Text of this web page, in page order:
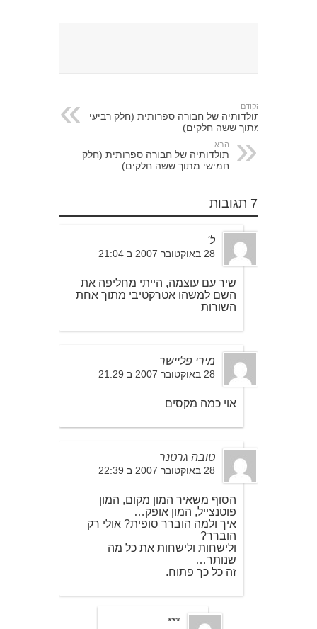
הקודם
תולדותיה של חבורה ספרותית (חלק רביעי
מתוך ששה חלקים)
הבא
תולדותיה של חבורה ספרותית (חלק
חמישי מתוך ששה חלקים)
7 תגובות
ל'
28 באוקטובר 2007 ב 21:04
שיר עם עוצמה, הייתי מחליפה את
השם למשהו אטרקטיבי מתוך אחת
השורות
מירי פליישר
28 באוקטובר 2007 ב 21:29
אוי כמה מקסים
טובה גרטנר
28 באוקטובר 2007 ב 22:39
הסוף משאיר המון מקום, המון
פוטנצייל, המון אופק…
איך ולמה הוברר סופית? אולי רק
הוברר?
ולישחות ולישחות את כל מה
שנותר…
זה כל כך פתוח.
***